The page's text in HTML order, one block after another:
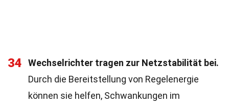
34
Wechselrichter tragen zur Netzstabilität bei.
Durch die Bereitstellung von Regelenergie
können sie helfen, Schwankungen im